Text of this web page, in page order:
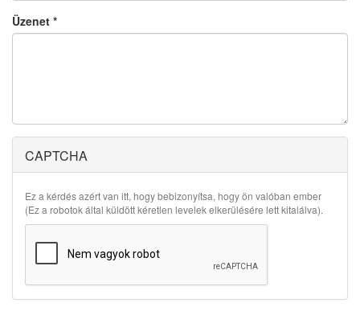
Üzenet *
CAPTCHA
Ez a kérdés azért van itt, hogy bebizonyítsa, hogy ön valóban ember
(Ez a robotok által küldött kéretlen levelek elkerülésére lett kitalálva).